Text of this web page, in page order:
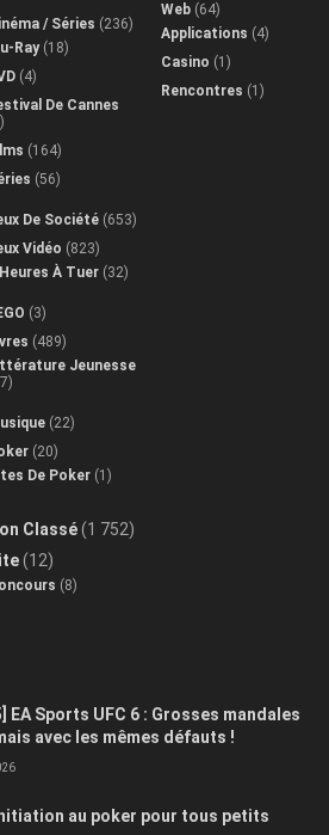
/ Séries (236)
Ray(18)
(4)
De Cannes
(164)
(56)
De Société (653)
Vidéo (823)
À Tuer (32)
(3)
(489)
Jeunesse
(22)
(20)
De Poker (1)
Classé(1 752)
(12)
(8)
Web (64)
Applications (4)
Casino (1)
Rencontres (1)
EA Sports UFC 6 : Grosses mandales
avec les mêmes défauts !
au poker pour tous petits